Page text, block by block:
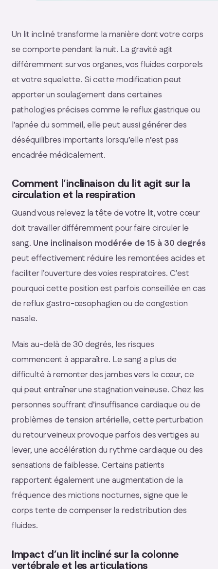
Un lit incliné transforme la manière dont votre corps
se comporte pendant la nuit. La gravité agit
différemment sur vos organes, vos fluides corporels
et votre squelette. Si cette modification peut
apporter un soulagement dans certaines
pathologies précises comme le reflux gastrique ou
l’apnée du sommeil, elle peut aussi générer des
déséquilibres importants lorsqu’elle n’est pas
encadrée médicalement.
Comment l’inclinaison du lit agit sur la
circulation et la respiration
Quand vous relevez la tête de votre lit, votre cœur
doit travailler différemment pour faire circuler le
sang. Une inclinaison modérée de 15 à 30 degrés
peut effectivement réduire les remontées acides et
faciliter l’ouverture des voies respiratoires. C’est
pourquoi cette position est parfois conseillée en cas
de reflux gastro-œsophagien ou de congestion
nasale.
Mais au-delà de 30 degrés, les risques
commencent à apparaître. Le sang a plus de
difficulté à remonter des jambes vers le cœur, ce
qui peut entraîner une stagnation veineuse. Chez les
personnes souffrant d’insuffisance cardiaque ou de
problèmes de tension artérielle, cette perturbation
du retour veineux provoque parfois des vertiges au
lever, une accélération du rythme cardiaque ou des
sensations de faiblesse. Certains patients
rapportent également une augmentation de la
fréquence des mictions nocturnes, signe que le
corps tente de compenser la redistribution des
fluides.
Impact d’un lit incliné sur la colonne
vertébrale et les articulations